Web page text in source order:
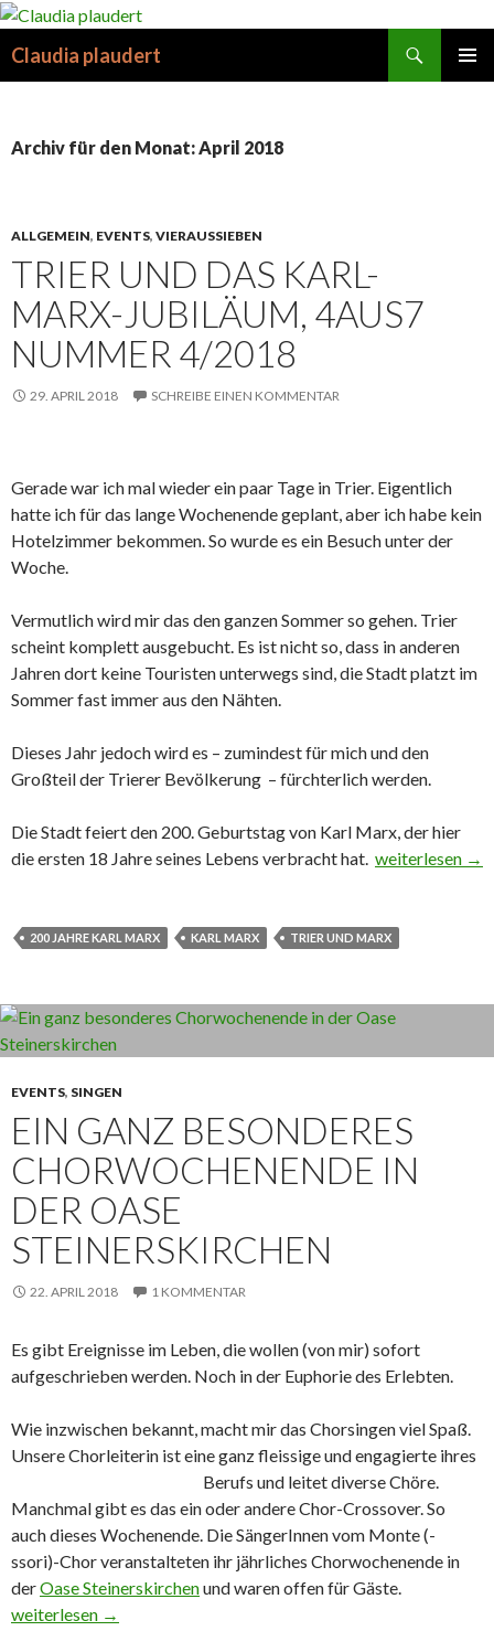
Claudia plaudert
Archiv für den Monat: April 2018
ALLGEMEIN, EVENTS, VIERAUSSIEBEN
TRIER UND DAS KARL-
MARX-JUBILÄUM, 4AUS7
NUMMER 4/2018
29. APRIL 2018 SCHREIBE EINEN KOMMENTAR
Gerade war ich mal wieder ein paar Tage in Trier. Eigentlich
hatte ich für das lange Wochenende geplant, aber ich habe kein
Hotelzimmer bekommen. So wurde es ein Besuch unter der
Woche.
Vermutlich wird mir das den ganzen Sommer so gehen. Trier
scheint komplett ausgebucht. Es ist nicht so, dass in anderen
Jahren dort keine Touristen unterwegs sind, die Stadt platzt im
Sommer fast immer aus den Nähten.
Dieses Jahr jedoch wird es – zumindest für mich und den
Großteil der Trierer Bevölkerung – fürchterlich werden.
Die Stadt feiert den 200. Geburtstag von Karl Marx, der hier
die ersten 18 Jahre seines Lebens verbracht hat. Trier und das
weiterlesen →
200 JAHRE KARL MARX KARL MARX TRIER UND MARX
EVENTS, SINGEN
EIN GANZ BESONDERES
CHORWOCHENENDE IN
DER OASE
STEINERSKIRCHEN
22. APRIL 2018 1 KOMMENTAR
Es gibt Ereignisse im Leben, die wollen (von mir) sofort
aufgeschrieben werden. Noch in der Euphorie des Erlebten.
Wie inzwischen bekannt, macht mir das Chorsingen viel Spaß.
Unsere Chorleiterin ist eine ganz fleissige und engagierte ihres
Berufs und leitet diverse Chöre.
Manchmal gibt es das ein oder andere Chor-Crossover. So
auch dieses Wochenende. Die SängerInnen vom Monte (-
ssori)-Chor veranstalteten ihr jährliches Chorwochenende in
derOase Steinerskirchenund waren offen für Gäste.
Ein ganz besonderes Chorwochenende in der Oase
weiterlesen →